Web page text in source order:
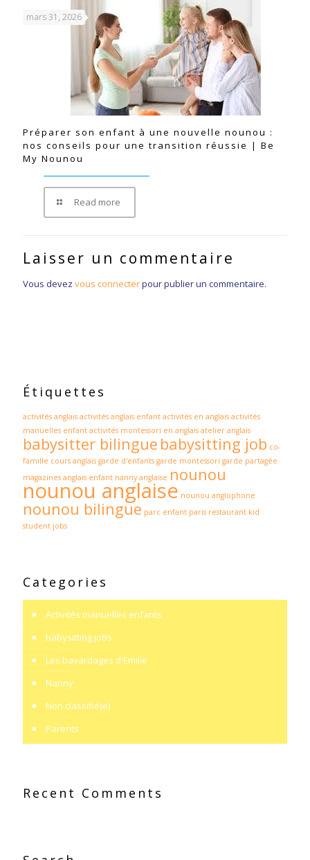
mars 31, 2026
Préparer son enfant à une nouvelle nounou :
nos conseils pour une transition réussie | Be
My Nounou
Read more
Laisser un commentaire
Vous devez vous connecterpour publier un commentaire.
Étiquettes
activités anglais activités anglais enfant activités en anglais activités
manuelles enfant activités montessori en anglais atelier anglais
babysitter bilingue babysitting job co-
famille cours anglais garde d'enfants garde montessori garde partagée
magazines anglais enfant nanny anglaise nounou
nounou anglaise nounou anglophone
nounou bilingue parc enfant paris restaurant kid
student jobs
Categories
Activités manuelles enfants
babysitting jobs
Les bavardages d'Emilie
Nanny
Non classifié(e)
Parents
Recent Comments